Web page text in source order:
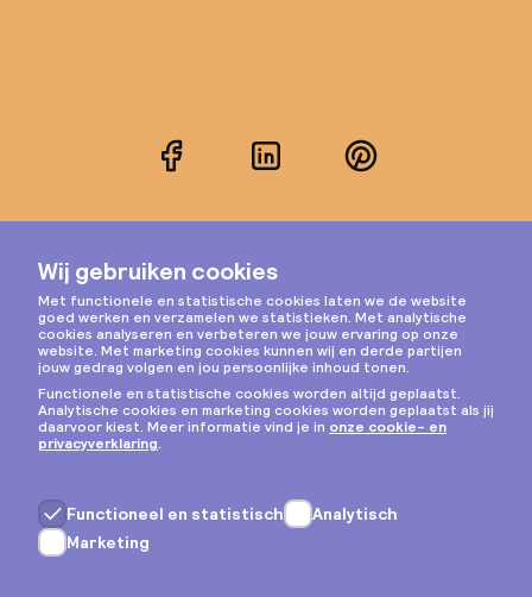
FacebookLinkedInPinterest
Instagram
Privacy & cookies
Algemene voorwaarden